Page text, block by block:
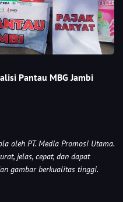
Pantau MBG Jambi
oleh PT. Media Promosi Utama.
jelas, cepat, dan dapat
gambar berkualitas tinggi.